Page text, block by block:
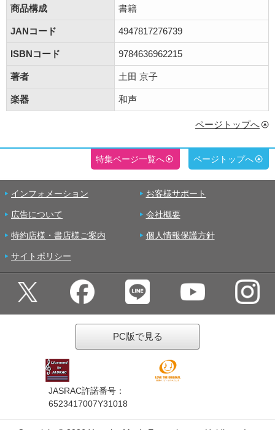
商品構成 書籍
JANコード 4947817276739
ISBNコード 9784636962215
著者 土田 京子
楽器 和声
ページトップへ
特集ページ一覧へ ページトップへ
インフォメーション お客様サポート
広告について 会社概要
特約店様・書店様ご案内 個人情報保護方針
サイトポリシー
PC版で見る
JASRAC許諾番号：
6523417007Y31018